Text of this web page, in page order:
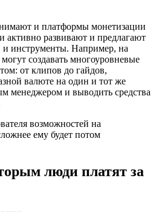
и платформы монетизации
активно развивают и предлагают
инструменты. Например, на
создавать многоуровневые
от клипов до гайдов,
валюте на один и тот же
менеджером и выводить средства
возможностей на
ему будет потом
люди платят за